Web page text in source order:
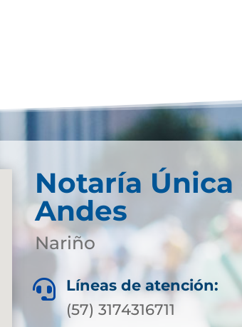
Notaría Única
Andes
Nariño

Líneas de atención:
(57) 3174316711